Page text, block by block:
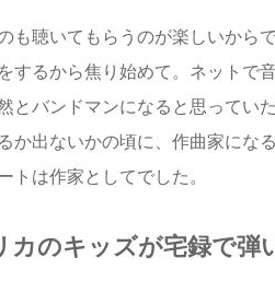
聴いてもらうのが楽しいから
するから焦り始めて。ネットで
とバンドマンになると思ってい
か出ないかの頃に、作曲家にな
トは作家としてでした。
のキッズが宅録で弾